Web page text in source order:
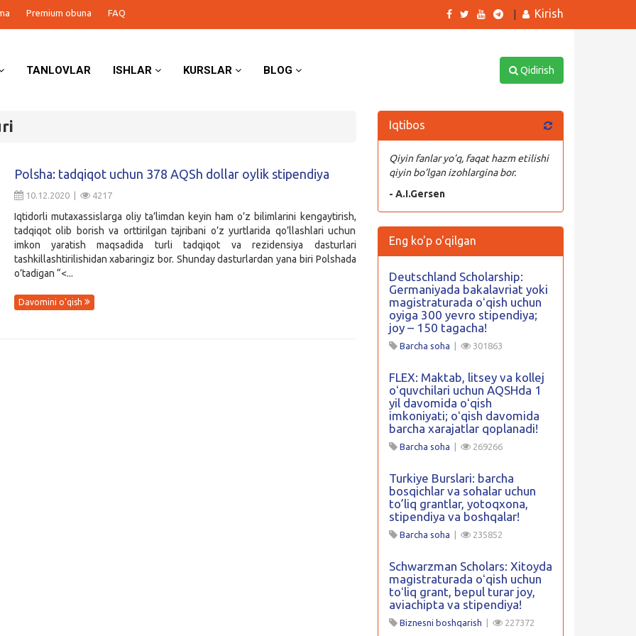
Premium obuna FAQ Kirish
TANLOVLAR ISHLAR KURSLAR BLOG Qidirish
Polsha: tadqiqot uchun 378 AQSh dollar oylik stipendiya
10.12.2020 | 4217
Iqtidorli mutaxassislarga oliy ta’limdan keyin ham o’z bilimlarini kengaytirish,
tadqiqot olib borish va orttirilgan tajribani o’z yurtlarida qo’llashlari uchun
imkon yaratish maqsadida turli tadqiqot va rezidensiya dasturlari
tashkillashtirilishidan xabaringiz bor. Shunday dasturlardan yana biri Polshada
o’tadigan “<...
Davomini o'qish
Iqtibos
Qiyin fanlar yo’q, faqat hazm etilishi
qiyin bo’lgan izohlargina bor.
- A.I.Gersen
Eng ko'p o'qilgan
Deutschland Scholarship:
Germaniyada bakalavriat yoki
magistraturada oʻqish uchun
oyiga 300 yevro stipendiya;
joy – 150 tagacha!
Barcha soha 301863
FLEX: Maktab, litsey va kollej
oʻquvchilari uchun AQSHda 1
yil davomida oʻqish
imkoniyati; oʻqish davomida
barcha xarajatlar qoplanadi!
Barcha soha 269266
Turkiye Burslari: barcha
bosqichlar va sohalar uchun
to’liq grantlar, yotoqxona,
stipendiya va boshqalar!
Barcha soha 235852
Schwarzman Scholars: Xitoyda
magistraturada oʻqish uchun
toʻliq grant, bepul turar joy,
aviachipta va stipendiya!
Biznesni boshqarish 227372